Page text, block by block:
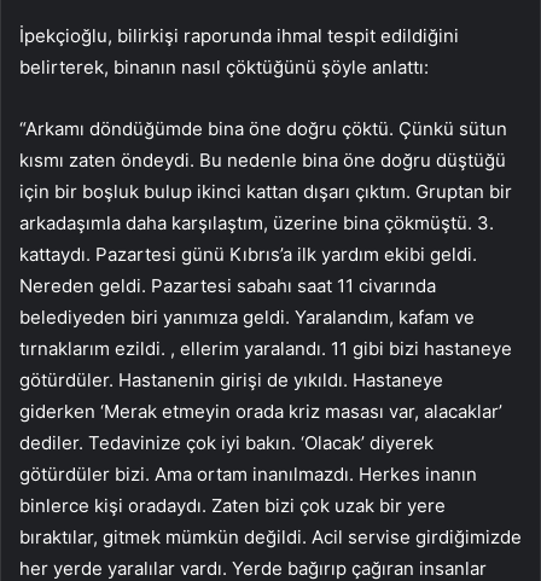
İpekçioğlu, bilirkişi raporunda ihmal tespit edildiğini
belirterek, binanın nasıl çöktüğünü şöyle anlattı:
“Arkamı döndüğümde bina öne doğru çöktü. Çünkü sütun
kısmı zaten öndeydi. Bu nedenle bina öne doğru düştüğü
için bir boşluk bulup ikinci kattan dışarı çıktım. Gruptan bir
arkadaşımla daha karşılaştım, üzerine bina çökmüştü. 3.
kattaydı. Pazartesi günü Kıbrıs’a ilk yardım ekibi geldi.
Nereden geldi. Pazartesi sabahı saat 11 civarında
belediyeden biri yanımıza geldi. Yaralandım, kafam ve
tırnaklarım ezildi. , ellerim yaralandı. 11 gibi bizi hastaneye
götürdüler. Hastanenin girişi de yıkıldı. Hastaneye
giderken ‘Merak etmeyin orada kriz masası var, alacaklar’
dediler. Tedavinize çok iyi bakın. ‘Olacak’ diyerek
götürdüler bizi. Ama ortam inanılmazdı. Herkes inanın
binlerce kişi oradaydı. Zaten bizi çok uzak bir yere
bıraktılar, gitmek mümkün değildi. Acil servise girdiğimizde
her yerde yaralılar vardı. Yerde bağırıp çağıran insanlar